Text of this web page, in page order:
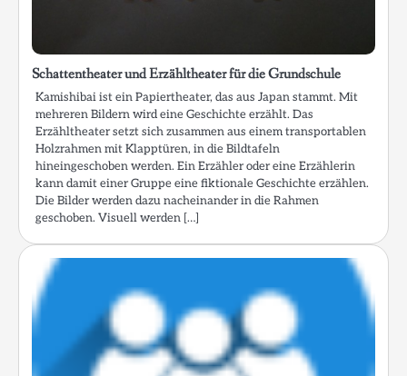
Schattentheater und Erzähltheater für die Grundschule
Kamishibai ist ein Papiertheater, das aus Japan stammt. Mit
mehreren Bildern wird eine Geschichte erzählt. Das
Erzähltheater setzt sich zusammen aus einem transportablen
Holzrahmen mit Klapptüren, in die Bildtafeln
hineingeschoben werden. Ein Erzähler oder eine Erzählerin
kann damit einer Gruppe eine fiktionale Geschichte erzählen.
Die Bilder werden dazu nacheinander in die Rahmen
geschoben. Visuell werden […]